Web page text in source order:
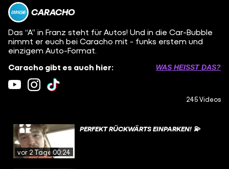
CARACHO
Das “A” in Franz steht für Autos! Und in die Car-Bubble
nimmt er euch bei Caracho mit - funks erstem und
einzigem Auto-Format.
Caracho gibt es auch hier:
WAS HEISST DAS?
245 Videos
vor 2 Tagen00:24
PERFEKT RÜCKWÄRTS EINPARKEN! 💫